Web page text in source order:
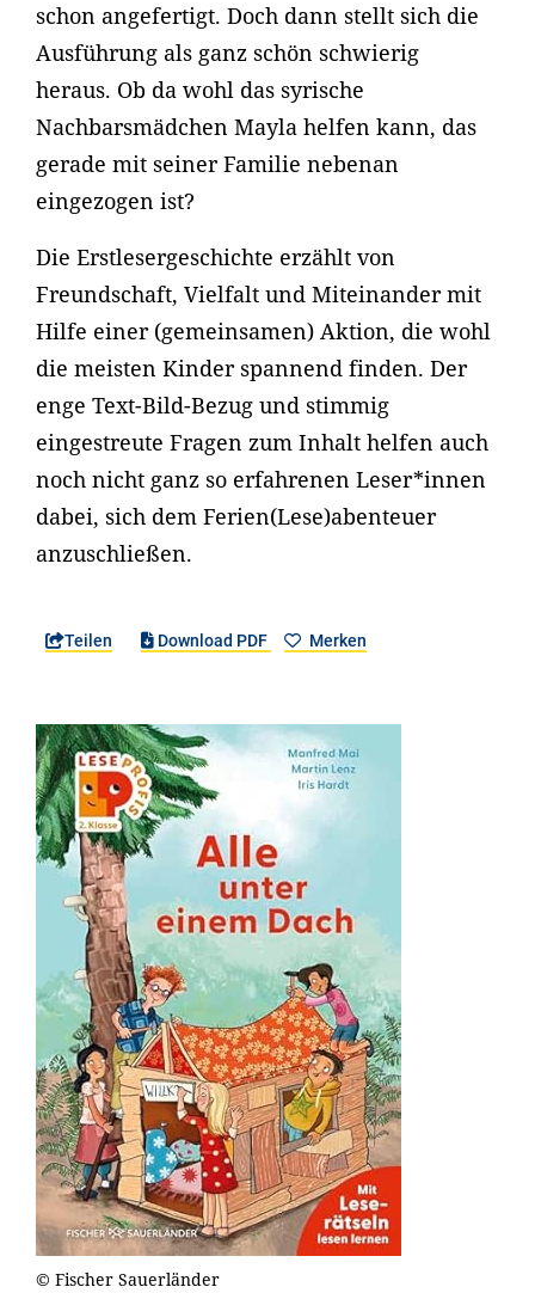
schon angefertigt. Doch dann stellt sich die
Ausführung als ganz schön schwierig
heraus. Ob da wohl das syrische
Nachbarsmädchen Mayla helfen kann, das
gerade mit seiner Familie nebenan
eingezogen ist?
Die Erstlesergeschichte erzählt von
Freundschaft, Vielfalt und Miteinander mit
Hilfe einer (gemeinsamen) Aktion, die wohl
die meisten Kinder spannend finden. Der
enge Text-Bild-Bezug und stimmig
eingestreute Fragen zum Inhalt helfen auch
noch nicht ganz so erfahrenen Leser*innen
dabei, sich dem Ferien(Lese)abenteuer
anzuschließen.
Teilen Download PDF Merken
© Fischer Sauerländer